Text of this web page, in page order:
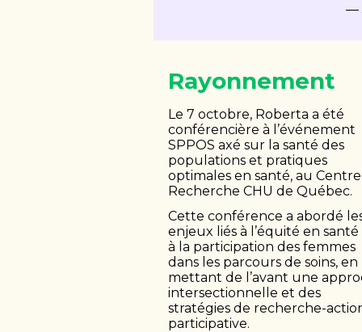
—
Rayonnement
Le 7 octobre, Roberta a été
conférencière à l’événement
SPPOS axé sur la santé des
populations et pratiques
optimales en santé, au
Recherche CHU de Québec.
Cette conférence a abordé
enjeux liés à l’équité en
à la participation des femmes
dans les parcours de soins, en
mettant de l’avant une
intersectionnelle et des
stratégies de recherche-
participative.